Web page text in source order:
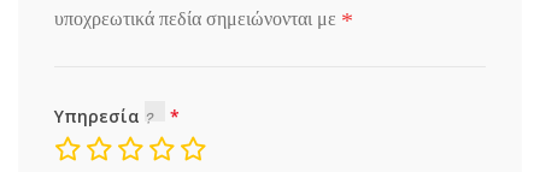
υποχρεωτικά πεδία σημειώνονται με *
Υπηρεσία